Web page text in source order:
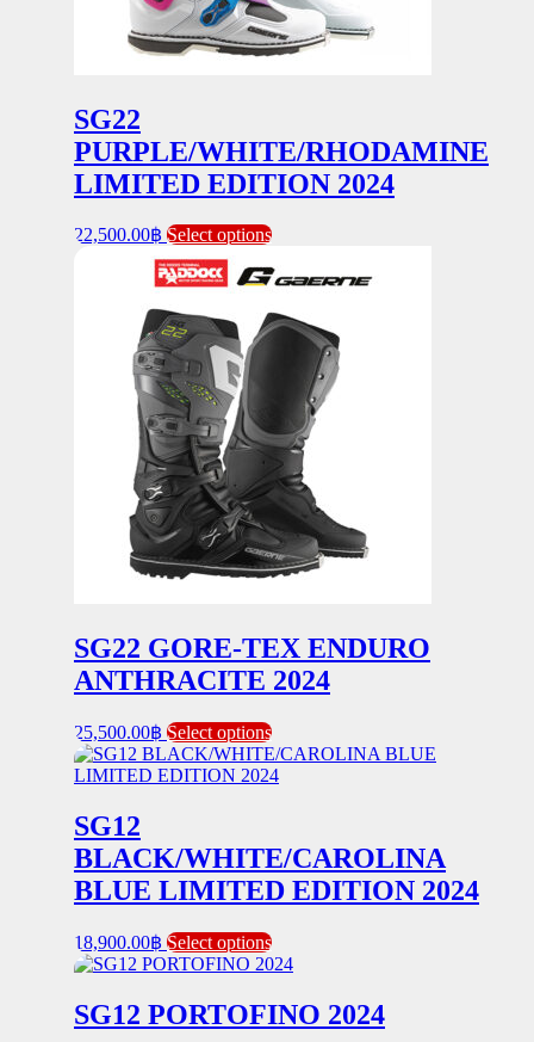
SG22
PURPLE/WHITE/RHODAMINE
LIMITED EDITION 2024
22,500.00฿ Select optionsThis
has
variants.
The
options
chosen
on
the
product
page
SG22 GORE-TEX ENDURO
ANTHRACITE 2024
25,500.00฿ Select optionsThis
product
has
options
may
be
on
the
page
SG12
BLACK/WHITE/CAROLINA
BLUE LIMITED EDITION 2024
18,900.00฿ Select optionsThis
product
multiple
variants.
SG12 PORTOFINO 2024